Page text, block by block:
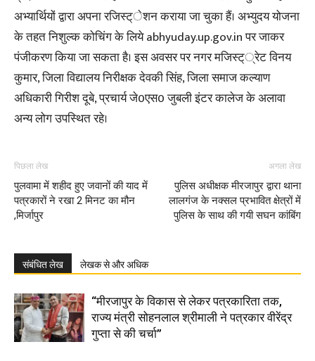
अभ्यार्थियों द्वारा अपना रजिस्ट्ेशन कराया जा चुका हैं। अभ्युदय योजना
के तहत निशुल्क कोचिंग के लिये abhyuday.up.gov.in पर जाकर
पंजीकरण किया जा सकता है। इस अवसर पर नगर मजिस्ट््रेट विनय
कुमार, जिला विद्यालय निरीक्षक देवकी सिंह, जिला समाज कल्याण
अधिकारी गिरीश दूबे, प्रचार्य जे0एस0 जुबली इंटर कालेज के अलावा
अन्य लोग उपस्थित रहे।
पिछला लेख
पुलवामा में शहीद हुए जवानों की याद में
पत्रकारों ने रखा 2 मिनट का मौन
,मिर्जापुर
अगला लेख
पुलिस अधीक्षक मीरजापुर द्वारा थाना
लालगंज के नक्सल प्रभावित क्षेत्रों में
पुलिस के साथ की गयी सघन कांबिंग
संबंधित लेख लेखक से और अधिक
“मीरजापुर के विकास से लेकर पत्रकारिता तक,
राज्य मंत्री सोहनलाल श्रीमाली ने पत्रकार वीरेंद्र
गुप्ता से की चर्चा”